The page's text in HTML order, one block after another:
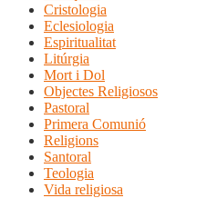
Cristologia
Eclesiologia
Espiritualitat
Litúrgia
Mort i Dol
Objectes Religiosos
Pastoral
Primera Comunió
Religions
Santoral
Teologia
Vida religiosa